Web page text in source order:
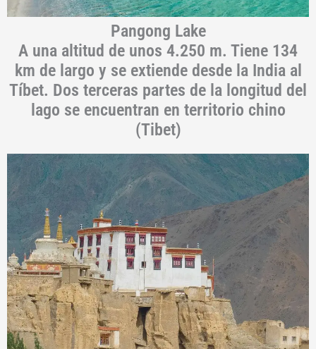
Pangong Lake
A una altitud de unos 4.250 m. Tiene 134
km de largo y se extiende desde la India al
Tíbet. Dos terceras partes de la longitud del
lago se encuentran en territorio chino
(Tibet)